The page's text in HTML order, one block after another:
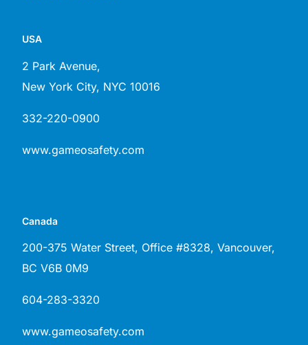
USA
2 Park Avenue,
New York City, NYC 10016
332-220-0900
www.gameosafety.com
Canada
200-375 Water Street, Office #8328, Vancouver,
ВС V6B 0M9
604-283-3320
www.gameosafety.com